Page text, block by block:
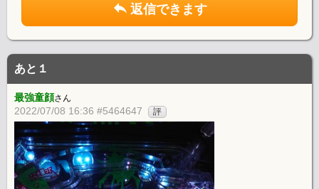
返信できます
あと１
最強童顔さん
2022/07/08 16:36 #5464647 評